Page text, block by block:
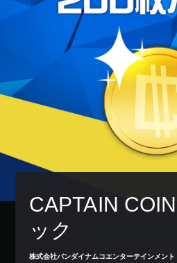
CAPTAIN
ック
株式会社バンダイナムコエンターテインメント